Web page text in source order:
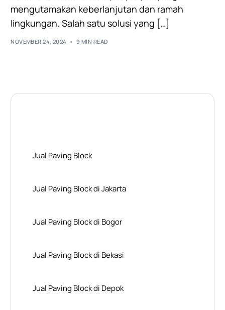
mengutamakan keberlanjutan dan ramah
lingkungan. Salah satu solusi yang […]
NOVEMBER 24, 2024 9 MIN READ
Jual Paving Block
Jual Paving Block di Jakarta
Jual Paving Block di Bogor
Jual Paving Block di Bekasi
Jual Paving Block di Depok